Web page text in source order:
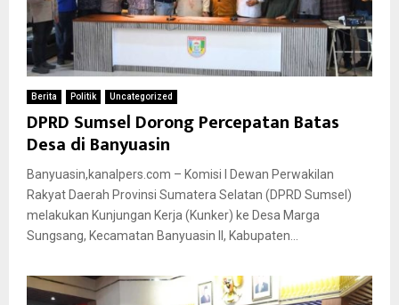
Berita Politik Uncategorized
DPRD Sumsel Dorong Percepatan Batas
Desa di Banyuasin
Banyuasin,kanalpers.com – Komisi I Dewan Perwakilan
Rakyat Daerah Provinsi Sumatera Selatan (DPRD Sumsel)
melakukan Kunjungan Kerja (Kunker) ke Desa Marga
Sungsang, Kecamatan Banyuasin II, Kabupaten...